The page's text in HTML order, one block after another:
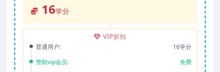
16学分
VIP折扣
普通用户:
16学分
赞助vip会员:
免费